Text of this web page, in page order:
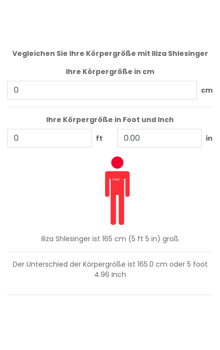
Vegleichen Sie Ihre Körpergröße mit Iliza Shlesinger
Ihre Körpergröße in cm
cm
Ihre Körpergröße in Foot und Inch
ft
in
Iliza Shlesinger ist 165 cm (5 ft 5 in) groß
Der Unterschied der Körpergröße ist 165.0 cm oder 5 foot
4.96 Inch